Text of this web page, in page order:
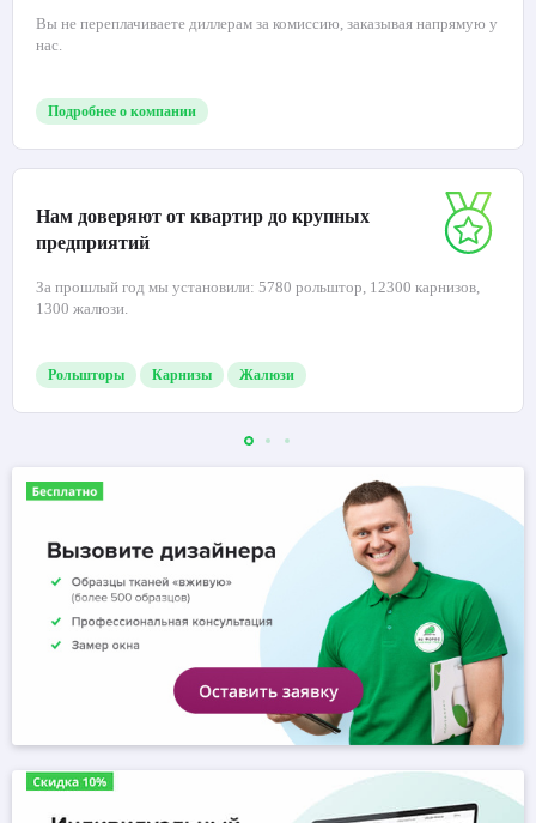
Вы не переплачиваете диллерам за комиссию, заказывая напрямую у
нас.
Подробнее о компании
Нам доверяют от квартир до крупных
предприятий
За прошлый год мы установили: 5780 рольштор, 12300 карнизов,
1300 жалюзи.
Рольшторы Карнизы Жалюзи